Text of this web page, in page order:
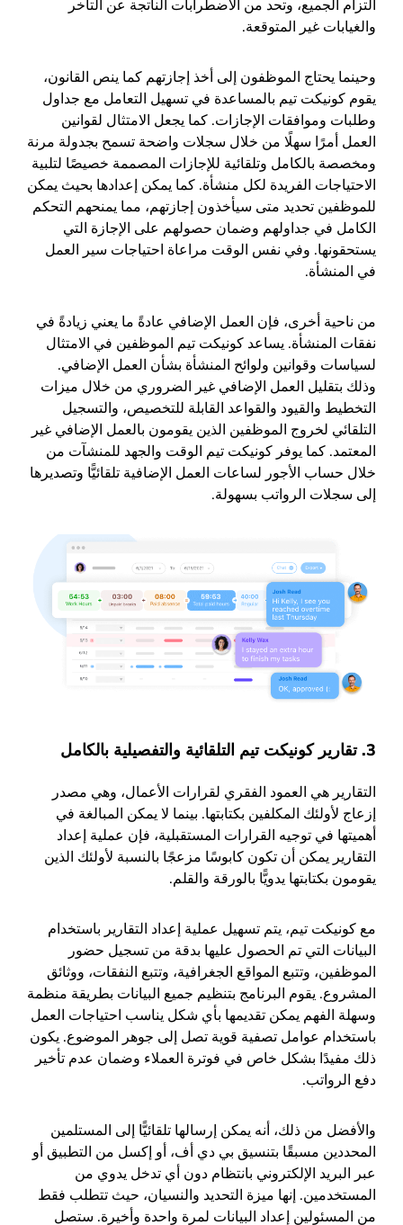
التزام الجميع، وتحد من الاضطرابات الناتجة عن التأخر
والغيابات غير المتوقعة.
وحينما يحتاج الموظفون إلى أخذ إجازتهم كما ينص القانون،
يقوم كونيكت تيم بالمساعدة في تسهيل التعامل مع جداول
وطلبات وموافقات الإجازات. كما يجعل الامتثال لقوانين
العمل أمرًا سهلًا من خلال سجلات واضحة تسمح بجدولة مرنة
ومخصصة بالكامل وتلقائية للإجازات المصممة خصيصًا لتلبية
الاحتياجات الفريدة لكل منشأة. كما يمكن إعدادها بحيث يمكن
للموظفين تحديد متى سيأخذون إجازتهم، مما يمنحهم التحكم
الكامل في جداولهم وضمان حصولهم على الإجازة التي
يستحقونها. وفي نفس الوقت مراعاة احتياجات سير العمل
في المنشأة.
من ناحية أخرى، فإن العمل الإضافي عادةً ما يعني زيادةً في
نفقات المنشأة. يساعد كونيكت تيم الموظفين في الامتثال
لسياسات وقوانين ولوائح المنشأة بشأن العمل الإضافي.
وذلك بتقليل العمل الإضافي غير الضروري من خلال ميزات
التخطيط والقيود والقواعد القابلة للتخصيص، والتسجيل
التلقائي لخروج الموظفين الذين يقومون بالعمل الإضافي غير
المعتمد. كما يوفر كونيكت تيم الوقت والجهد للمنشآت من
خلال حساب الأجور لساعات العمل الإضافية تلقائيًّا وتصديرها
إلى سجلات الرواتب بسهولة.
3. تقارير كونيكت تيم التلقائية والتفصيلية بالكامل
التقارير هي العمود الفقري لقرارات الأعمال، وهي مصدر
إزعاج لأولئك المكلفين بكتابتها. بينما لا يمكن المبالغة في
أهميتها في توجيه القرارات المستقبلية، فإن عملية إعداد
التقارير يمكن أن تكون كابوسًا مزعجًا بالنسبة لأولئك الذين
يقومون بكتابتها يدويًّا بالورقة والقلم.
مع كونيكت تيم، يتم تسهيل عملية إعداد التقارير باستخدام
البيانات التي تم الحصول عليها بدقة من تسجيل حضور
الموظفين، وتتبع المواقع الجغرافية، وتتبع النفقات، ووثائق
المشروع. يقوم البرنامج بتنظيم جميع البيانات بطريقة منظمة
وسهلة الفهم يمكن تقديمها بأي شكل يناسب احتياجات العمل
باستخدام عوامل تصفية قوية تصل إلى جوهر الموضوع. يكون
ذلك مفيدًا بشكل خاص في فوترة العملاء وضمان عدم تأخير
دفع الرواتب.
والأفضل من ذلك، أنه يمكن إرسالها تلقائيًّا إلى المستلمين
المحددين مسبقًا بتنسيق بي دي أف، أو إكسل من التطبيق أو
عبر البريد الإلكتروني بانتظام دون أي تدخل يدوي من
المستخدمين. إنها ميزة التحديد والنسيان، حيث تتطلب فقط
من المسئولين إعداد البيانات لمرة واحدة وأخيرة. ستصل